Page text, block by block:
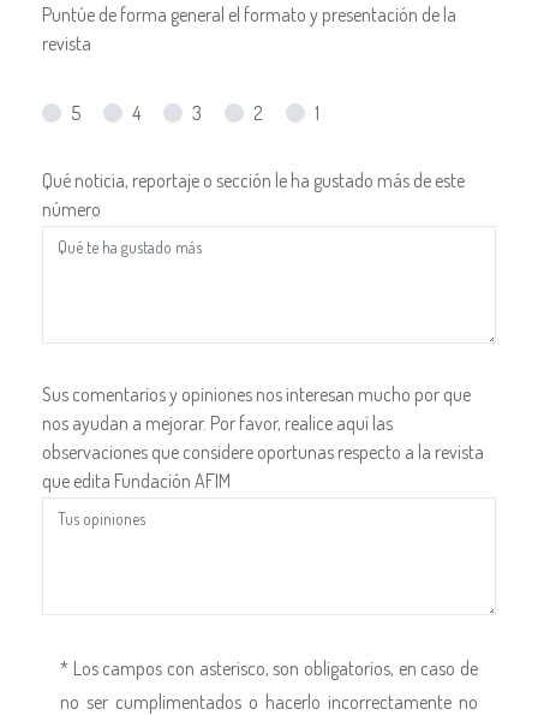
Puntúe de forma general el formato y presentación de la
revista
5 4 3 2 1
Qué noticia, reportaje o sección le ha gustado más de este
número
Sus comentarios y opiniones nos interesan mucho por que
nos ayudan a mejorar. Por favor, realice aquí las
observaciones que considere oportunas respecto a la revista
que edita Fundación AFIM
* Los campos con asterisco, son obligatorios, en caso de
no ser cumplimentados o hacerlo incorrectamente no